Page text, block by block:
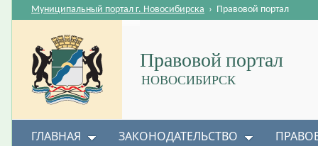
Правовой портал
НОВОСИБИРСК
Муниципальный портал г. Новосибирска › Правовой портал
ГЛАВНАЯ ЗАКОНОДАТЕЛЬСТВО